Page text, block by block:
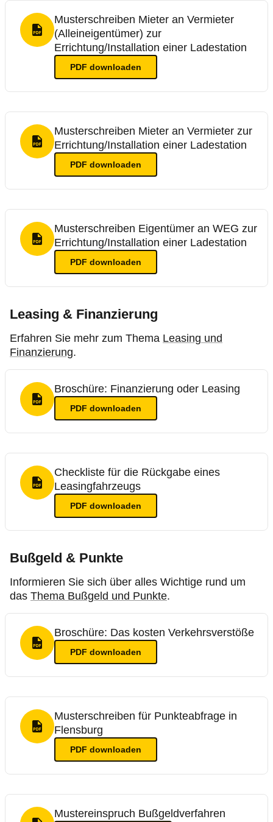
PDF Format
Musterschreiben Mieter an Vermieter
(Alleineigentümer) zur
Errichtung/Installation einer Ladestation
PDF downloaden
PDF Format
Musterschreiben Mieter an Vermieter zur
Errichtung/Installation einer Ladestation
PDF downloaden
PDF Format
Musterschreiben Eigentümer an WEG zur
Errichtung/Installation einer Ladestation
PDF downloaden
Leasing & Finanzierung
Erfahren Sie mehr zum Thema Leasing und
Finanzierung.
PDF Format
Broschüre: Finanzierung oder Leasing
PDF downloaden
PDF Format
Checkliste für die Rückgabe eines
Leasingfahrzeugs
PDF downloaden
Bußgeld & Punkte
Informieren Sie sich über alles Wichtige rund um
das Thema Bußgeld und Punkte.
PDF Format
Broschüre: Das kosten Verkehrsverstöße
PDF downloaden
PDF Format
Musterschreiben für Punkteabfrage in
Flensburg
PDF downloaden
Mustereinspruch Bußgeldverfahren